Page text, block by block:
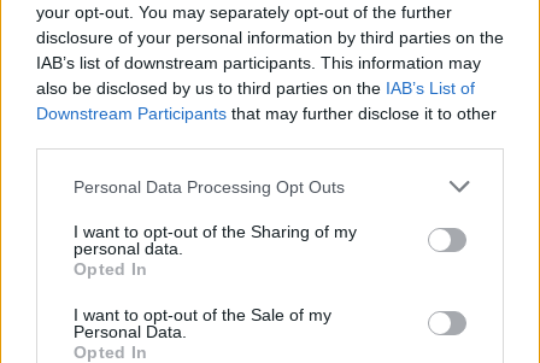
your opt-out. You may separately opt-out of the further
disclosure of your personal information by third parties on the
IAB’s list of downstream participants. This information may
also be disclosed by us to third parties on the IAB’s List of
Downstream Participants that may further disclose it to other
Please note that this website/app uses one or more Google
not limited to your visit or usage behaviour. You may click to
grant or deny consent to Google and its third-party tags to
use your data for below specified purposes in below Google
consent section.
Personal Data Processing Opt Outs
I want to opt-out of the Sharing of my
personal data.
Opted In
I want to opt-out of the Sale of my
Personal Data.
Opted In
νότια ηπειρωτικά.
33 έως 34 βαθμούς Κελσίουτοπικά στη νότια
Κρήτη.
Οι υψηλότερες τιμές θα καταγραφούν κυρίως σε
κλειστές ηπειρωτικές περιοχές όπου η ηλιοφάνεια
θα είναι κυρίαρχη.
Περιορισμένη ορατότητα τη νύχτα